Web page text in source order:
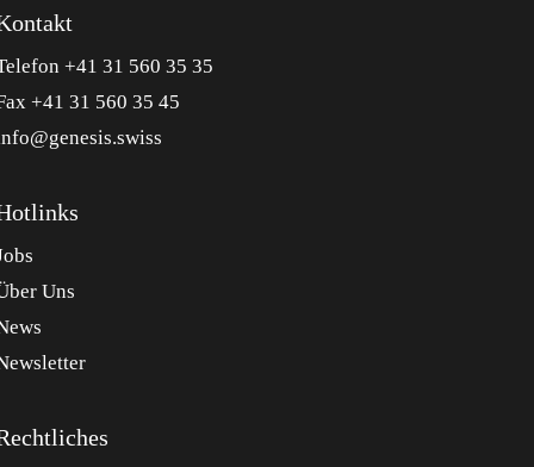
+41 31 560 35 35
+41 31 560 35 45
Uns